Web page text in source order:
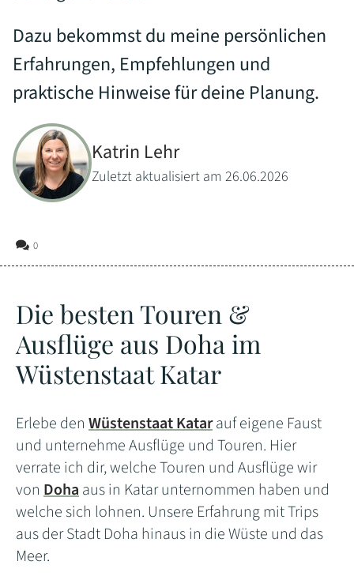
Dazu bekommst du meine persönlichen
Erfahrungen, Empfehlungen und
praktische Hinweise für deine Planung.
Katrin Lehr
Zuletzt aktualisiert am 26.06.2026
0
Die besten Touren &
Ausflüge aus Doha im
Wüstenstaat Katar
Erlebe den Wüstenstaat Katarauf eigene Faust
und unternehme Ausflüge und Touren. Hier
verrate ich dir, welche Touren und Ausflüge wir
von Dohaaus in Katar unternommen haben und
welche sich lohnen. Unsere Erfahrung mit Trips
aus der Stadt Doha hinaus in die Wüste und das
Meer.